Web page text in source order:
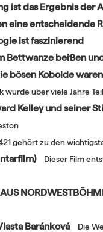
ist das Ergebnis der
eine entscheidende
ist faszinierend
Bettwanze beißen
bösen Kobolde
über viele Jahre
Kelley und seiner
gehört zu den
Dieser Film
Baránková
Die